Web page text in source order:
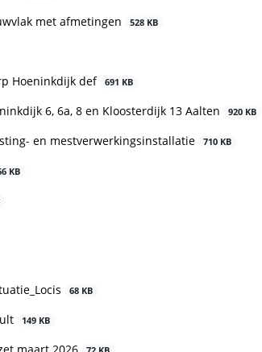
met afmetingen 528 KB
Hoeninkdijk def 691 KB
6, 6a, 8 en Kloosterdijk 13 Aalten 920 KB
en mestverwerkingsinstallatie 710 KB
KB
68 KB
149 KB